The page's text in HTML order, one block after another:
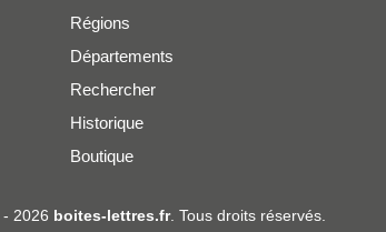
Régions
Départements
Rechercher
Historique
Boutique
2026 boites-lettres.fr. Tous droits réservés.